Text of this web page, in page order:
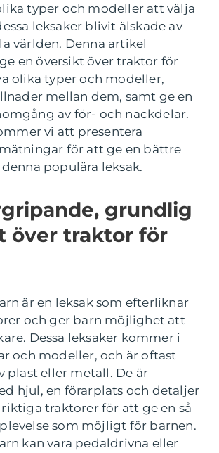
typer och modeller att välja
leksaker blivit älskade av
världen. Denna artikel
en översikt över traktor för
olika typer och modeller,
mellan dem, samt ge en
av för- och nackdelar.
vi att presentera
för att ge en bättre
populära leksak.
grundlig
över traktor för
är en leksak som efterliknar
och ger barn möjlighet att
Dessa leksaker kommer i
och modeller, och är oftast
plast eller metall. De är
hjul, en förarplats och detaljer
traktorer för att ge en så
som möjligt för barnen.
kan vara pedaldrivna eller